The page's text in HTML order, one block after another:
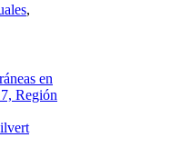
,
en
Región